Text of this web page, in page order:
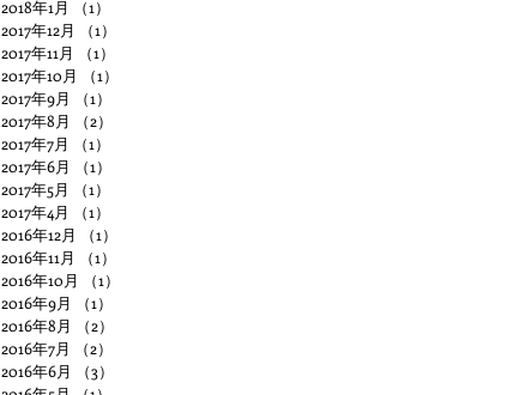
2018年1月
（1）
2017年12月
（1）
2017年11月
（1）
2017年10月
（1）
2017年9月
（1）
2017年8月
（2）
2017年7月
（1）
2017年6月
（1）
2017年5月
（1）
2017年4月
（1）
2016年12月
（1）
2016年11月
（1）
2016年10月
（1）
2016年9月
（1）
2016年8月
（2）
2016年7月
（2）
2016年6月
（3）